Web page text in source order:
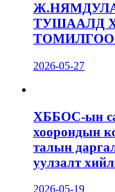
ТУШААЛД
ТОМИЛГОО
2026-05-27
ХББОС-ын
хоорондын
талын
уулзалт
2026-05-19